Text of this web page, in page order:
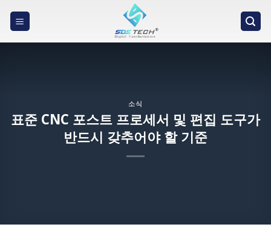
소식
표준 CNC 포스트 프로세서 및 편집 도구가
반드시 갖추어야 할 기준